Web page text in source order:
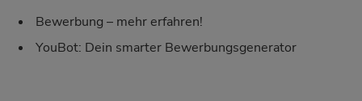
Bewerbung – mehr erfahren!
YouBot: Dein smarter Bewerbungsgenerator